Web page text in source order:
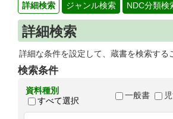
詳細検索 ジャンル検索 NDC分類検
詳細検索
詳細な条件を設定して、蔵書を検索する
検索条件
資料種別
すべて選択
一般書